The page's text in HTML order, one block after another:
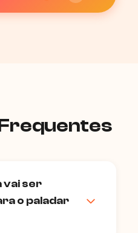
vai ser
o paladar